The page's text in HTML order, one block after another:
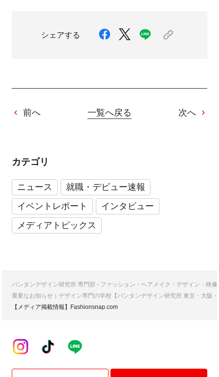
シェアする
前へ 一覧へ戻る 次へ
カテゴリ
ニュース
就職・デビュー速報
イベントレポート
インタビュー
メディアトピックス
バンタンデザイン研究所 専門部 - ファッション・ヘアメイク・デザイン・映
重要なお知らせ｜デザイン専門の学校【バンタンデザイン研究所 東京・大阪
【メディア掲載情報】Fashionsnap.com